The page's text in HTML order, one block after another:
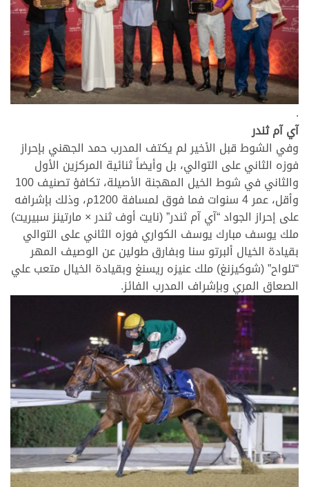
.
آي آم ثندر
وفي الشوط قبل الأخير لم يكتف المدرب حمد الجهني بإحراز
فوزه الثاني على التوالي، بل وأيضاً ثنائية المركزين الأول
والثاني في شوط الخيل المهجنة الأصيلة، تكافؤ تصنيف 100
وأقل، عمر 4 سنوات فما فوق لمسافة 1200م، وذلك بإشرافه
على إحراز الجواد “آي آم ثندر” (نايت أوف ثندر × مارتينز سبيريت)
ملك يوسف مبارك يوسف الكواري فوزه الثاني على التوالي
بقيادة الخيال ألبرتو سنا وبفارق طولين عن الوصيف المهر
“تلواح” (شوكيزنغ) ملك عنيزه ريسنغ وبقيادة الخيال متعب علي
الصعاق المري وبإشراف المدرب الفائز.